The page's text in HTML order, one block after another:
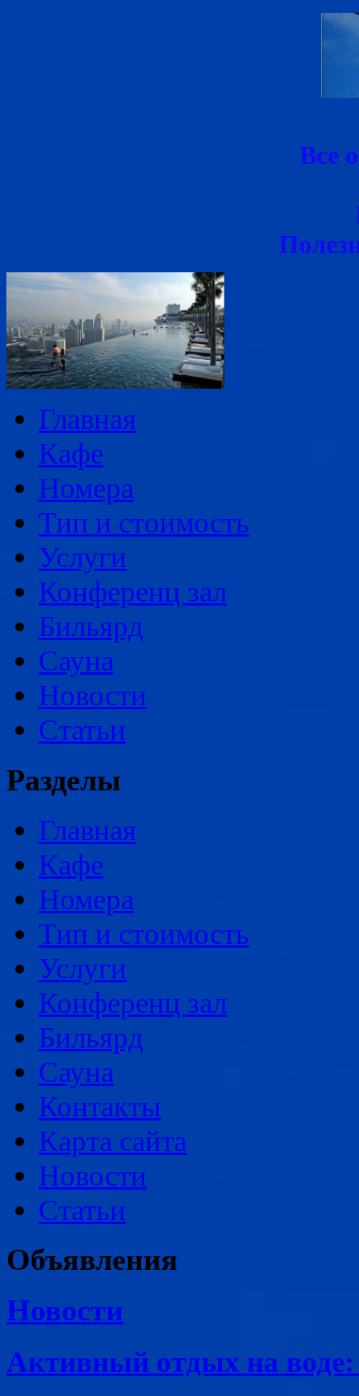
Все
Главная
Кафе
Номера
Тип и стоимость
Услуги
Конференц зал
Бильярд
Сауна
Новости
Статьи
Разделы
Главная
Кафе
Номера
Тип и стоимость
Услуги
Конференц зал
Бильярд
Сауна
Контакты
Карта сайта
Новости
Статьи
Объявления
Новости
Активный отдых на воде: